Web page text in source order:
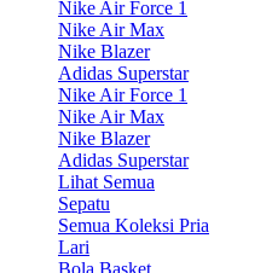
Nike Air Force 1
Nike Air Max
Nike Blazer
Adidas Superstar
Nike Air Force 1
Nike Air Max
Nike Blazer
Adidas Superstar
Lihat Semua
Sepatu
Semua Koleksi Pria
Lari
Bola Basket